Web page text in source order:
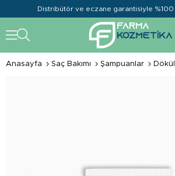
Distribütör ve eczane garantisiyle
Anasayfa Saç Bakımı Şampuanlar